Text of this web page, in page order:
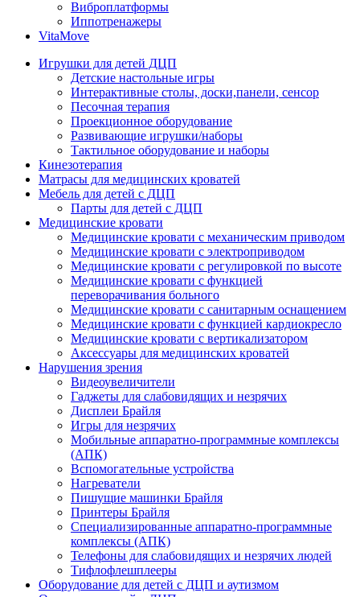
Виброплатформы
Иппотренажеры
VitaMove
Игрушки для детей ДЦП
Детские настольные игры
Интерактивные столы, доски,панели, сенсор
Песочная терапия
Проекционное оборудование
Развивающие игрушки/наборы
Тактильное оборудование и наборы
Кинезотерапия
Матрасы для медицинских кроватей
Мебель для детей с ДЦП
Парты для детей с ДЦП
Медицинские кровати
Медицинские кровати с механическим приводом
Медицинские кровати с электроприводом
Медицинские кровати с регулировкой по высоте
Медицинские кровати с функцией
переворачивания больного
Медицинские кровати с санитарным оснащением
Медицинские кровати с функцией кардиокресло
Медицинские кровати с вертикализатором
Аксессуары для медицинских кроватей
Нарушения зрения
Видеоувеличители
Гаджеты для слабовидящих и незрячих
Дисплеи Брайля
Игры для незрячих
Мобильные аппаратно-программные комплексы
(АПК)
Вспомогательные устройства
Нагреватели
Пишущие машинки Брайля
Принтеры Брайля
Специализированные аппаратно-программные
комплексы (АПК)
Телефоны для слабовидящих и незрячих людей
Тифлофлешплееры
Оборудование для детей с ДЦП и аутизмом